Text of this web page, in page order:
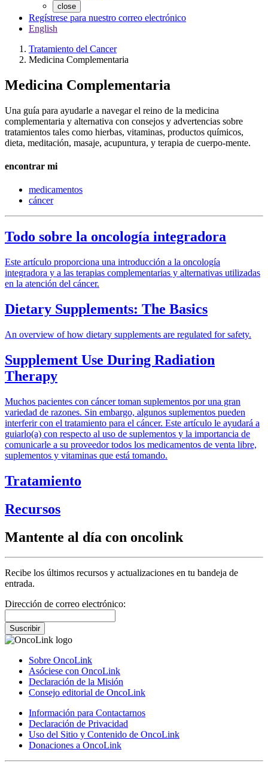
close
Regístrese para nuestro correo electrónico
English
Tratamiento del Cancer
Medicina Complementaria
Medicina Complementaria
Una guía para ayudarle a navegar el reino de la medicina
complementaria y alternativa con consejos y advertencias sobre
tratamientos tales como hierbas, vitaminas, productos químicos,
dieta, meditación, masaje, acupuntura, y terapia de cuerpo-mente.
encontrar mi
medicamentos
cáncer
Todo sobre la oncología integradora
Este artículo proporciona una introducción a la oncología
integradora y a las terapias complementarias y alternativas utilizadas
en la atención del cáncer.
Dietary Supplements: The Basics
An overview of how dietary supplements are regulated for safety.
Supplement Use During Radiation
Therapy
Muchos pacientes con cáncer toman suplementos por una gran
variedad de razones. Sin embargo, algunos suplementos pueden
interferir con el tratamiento para el cáncer. Este artículo le ayudará a
guiarlo(a) con respecto al uso de suplementos y la importancia de
comunicarle a su proveedor todos los medicamentos de venta libre,
suplementos y vitaminas que está tomando.
Tratamiento
Recursos
Mantente al día con oncolink
Recibe los últimos recursos y actualizaciones en tu bandeja de
entrada.
Dirección de correo electrónico:
Suscribir
Sobre OncoLink
Asóciese con OncoLink
Declaración de la Misión
Consejo editorial de OncoLink
Información para Contactarnos
Declaración de Privacidad
Uso del Sitio y Contenido de OncoLink
Donaciones a OncoLink